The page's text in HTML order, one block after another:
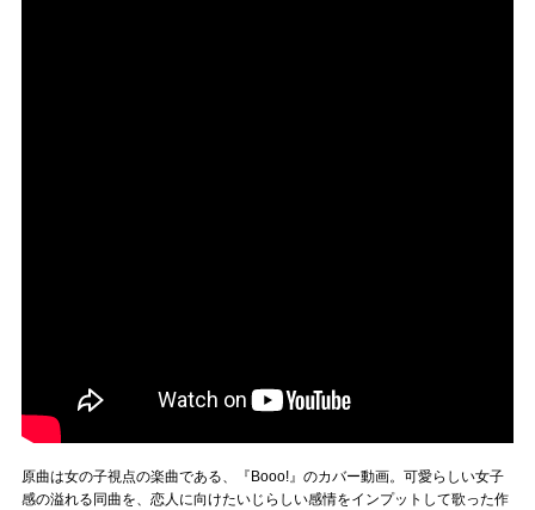
原曲は女の子視点の楽曲である、『Booo!』のカバー動画。可愛らしい女子
感の溢れる同曲を、恋人に向けたいじらしい感情をインプットして歌った作